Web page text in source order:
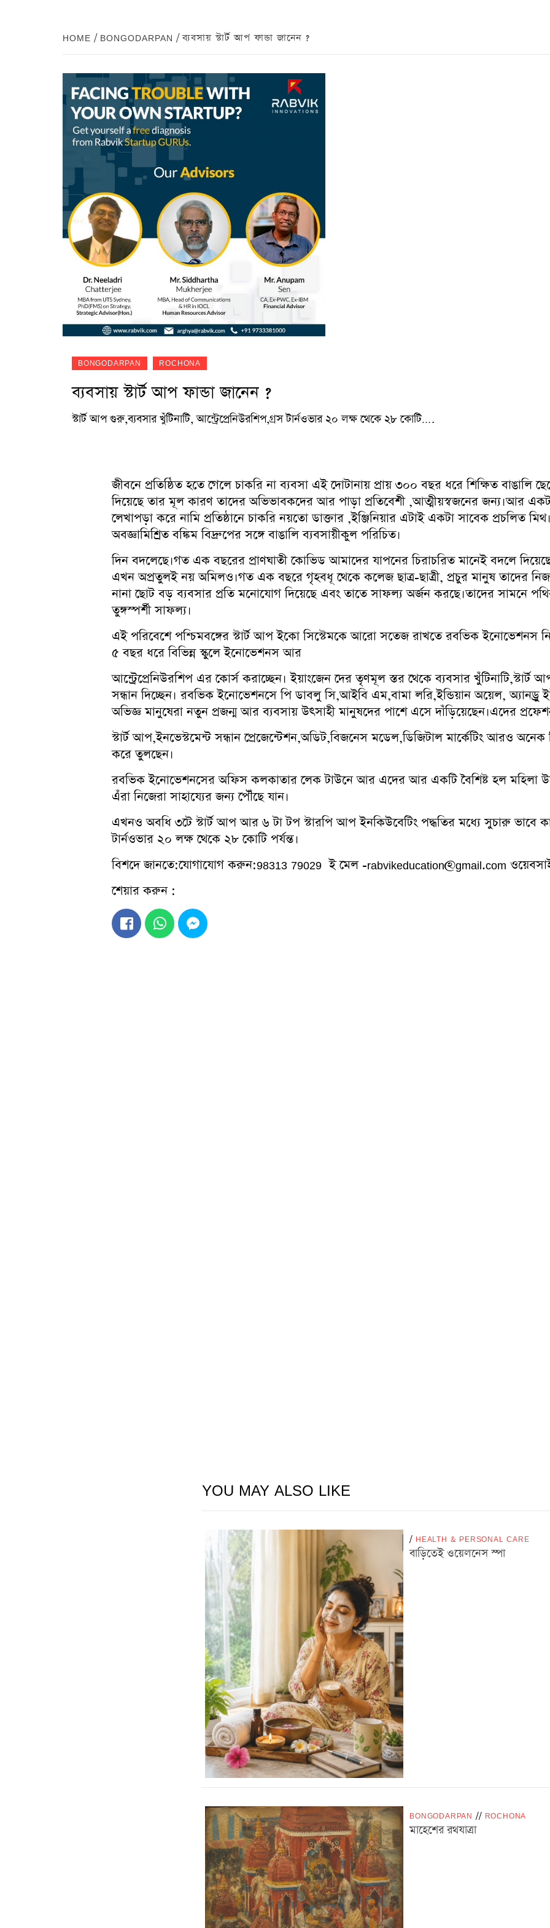
HOME BONGODARPAN ব্যবসায় স্টার্ট আপ ফান্ডা জানেন ?
BONGODARPAN ROCHONA
ব্যবসায় স্টার্ট আপ ফান্ডা জানেন ?
স্টার্ট আপ গুরু,ব্যবসার খুঁটিনাটি, আন্ট্রেপ্রেনিউরশিপ,গ্রস টার্নওভার ২০ লক্ষ থেকে ২৮ কোটি….
জীবনে প্রতিষ্ঠিত হতে গেলে চাকরি না ব্যবসা এই দোটানায় প্রায় ৩০০ বছর ধরে শিক্ষিত বাঙালি
দিয়েছে তার মূল কারণ তাদের অভিভাবকদের আর পাড়া প্রতিবেশী ,আত্মীয়স্বজনের জন্য।আর
লেখাপড়া করে নামি প্রতিষ্ঠানে চাকরি নয়তো ডাক্তার ,ইঞ্জিনিয়ার এটাই একটা সাবেক প্রচলিত
অবজ্ঞামিশ্রিত বঙ্কিম বিদ্রুপের সঙ্গে বাঙালি ব্যবসায়ীকুল পরিচিত।
দিন বদলেছে।গত এক বছরের প্রাণঘাতী কোভিড আমাদের যাপনের চিরাচরিত মানেই বদলে
এখন অপ্রতুলই নয় অমিলও।গত এক বছরে গৃহবধূ থেকে কলেজ ছাত্র-ছাত্রী, প্রচুর মানুষ তাদের
নানা ছোট বড় ব্যবসার প্রতি মনোযোগ দিয়েছে এবং তাতে সাফল্য অর্জন করছে।তাদের সামনে
তুঙ্গস্পর্শী সাফল্য।
এই পরিবেশে পশ্চিমবঙ্গের স্টার্ট আপ ইকো সিস্টেমকে আরো সতেজ রাখতে রবভিক ইনোভেশনস
৫ বছর ধরে বিভিন্ন স্কুলে ইনোভেশনস আর
আন্ট্রেপ্রেনিউরশিপ এর কোর্স করাচ্ছেন। ইয়াংজেন দের তৃণমূল স্তর থেকে ব্যবসার
সন্ধান দিচ্ছেন। রবভিক ইনোভেশনসে পি ডাবলু সি,আইবি এম,বামা লরি,ইন্ডিয়ান অয়েল, অ্যানড্রু
অভিজ্ঞ মানুষেরা নতুন প্রজন্ম আর ব্যবসায় উৎসাহী মানুষদের পাশে এসে দাঁড়িয়েছেন।এদের
স্টার্ট আপ,ইনভেস্টমেন্ট সন্ধান প্রেজেন্টেশন,অডিট,বিজনেস মডেল,ডিজিটাল মার্কেটিং আরও অনেক
করে তুলছেন।
রবভিক ইনোভেশনসের অফিস কলকাতার লেক টাউনে আর এদের আর একটি বৈশিষ্ট হল মহিলা
এঁরা নিজেরা সাহায্যের জন্য পৌঁছে যান।
এখনও অবধি ৩টে স্টার্ট আপ আর ৬ টা টপ স্টারপি আপ ইনকিউবেটিং পদ্ধতির মধ্যে সুচারু ভাবে
টার্নওভার ২০ লক্ষ থেকে ২৮ কোটি পর্যন্ত।
বিশদে জানতে:যোগাযোগ করুন:98313 79029 ই মেল -rabvikeducation@gmail.com
শেয়ার করুন :
YOU MAY ALSO LIKE
/ HEALTH & PERSONAL CARE
বাড়িতেই ওয়েলনেস স্পা
BONGODARPAN // ROCHONA
মাহেশের রথযাত্রা